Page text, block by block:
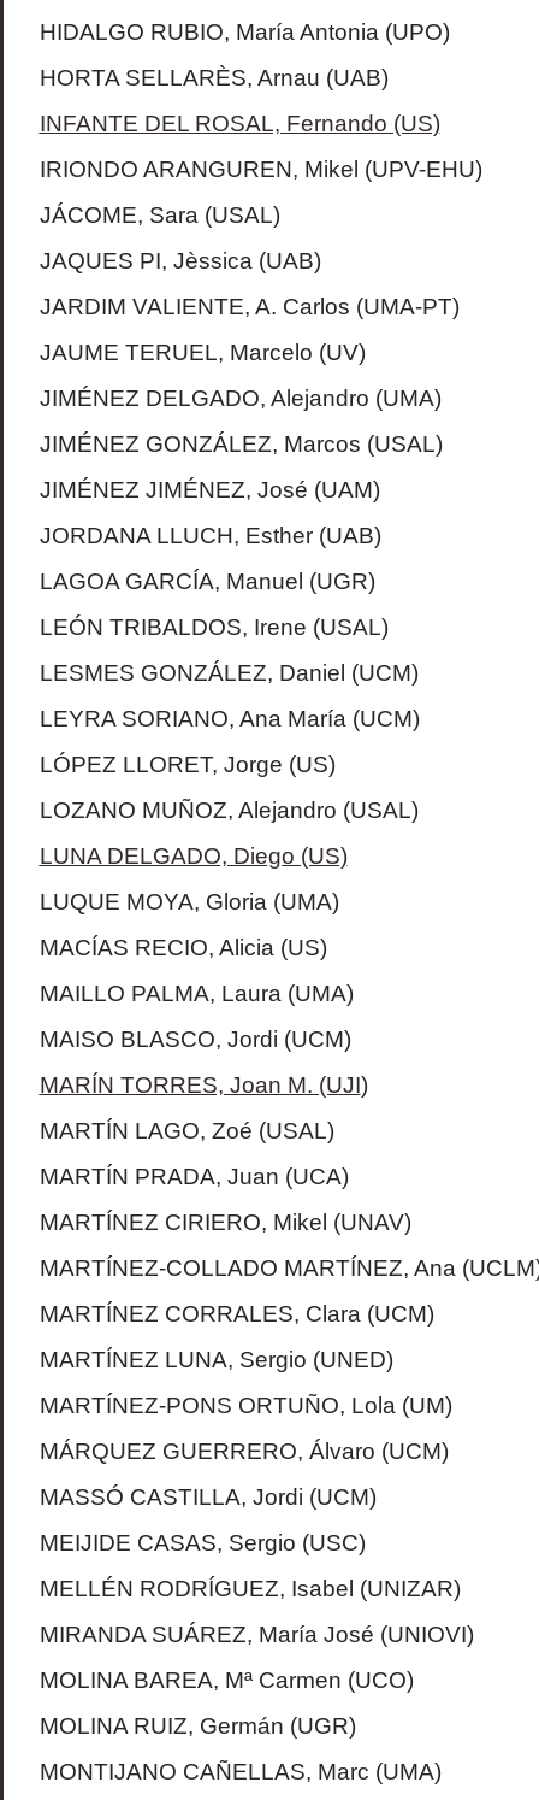
HIDALGO RUBIO, María Antonia (UPO)
HORTA SELLARÈS, Arnau (UAB)
INFANTE DEL ROSAL, Fernando (US)
IRIONDO ARANGUREN, Mikel (UPV-EHU)
JÁCOME, Sara (USAL)
JAQUES PI, Jèssica (UAB)
JARDIM VALIENTE, A. Carlos (UMA-PT)
JAUME TERUEL, Marcelo (UV)
JIMÉNEZ DELGADO, Alejandro (UMA)
JIMÉNEZ GONZÁLEZ, Marcos (USAL)
JIMÉNEZ JIMÉNEZ, José (UAM)
JORDANA LLUCH, Esther (UAB)
LAGOA GARCÍA, Manuel (UGR)
LEÓN TRIBALDOS, Irene (USAL)
LESMES GONZÁLEZ, Daniel (UCM)
LEYRA SORIANO, Ana María (UCM)
LÓPEZ LLORET, Jorge (US)
LOZANO MUÑOZ, Alejandro (USAL)
LUNA DELGADO, Diego (US)
LUQUE MOYA, Gloria (UMA)
MACÍAS RECIO, Alicia (US)
MAILLO PALMA, Laura (UMA)
MAISO BLASCO, Jordi (UCM)
MARÍN TORRES, Joan M. (UJI)
MARTÍN LAGO, Zoé (USAL)
MARTÍN PRADA, Juan (UCA)
MARTÍNEZ CIRIERO, Mikel (UNAV)
MARTÍNEZ-COLLADO MARTÍNEZ, Ana
MARTÍNEZ CORRALES, Clara (UCM)
MARTÍNEZ LUNA, Sergio (UNED)
MARTÍNEZ-PONS ORTUÑO, Lola (UM)
MÁRQUEZ GUERRERO, Álvaro (UCM)
MASSÓ CASTILLA, Jordi (UCM)
MEIJIDE CASAS, Sergio (USC)
MELLÉN RODRÍGUEZ, Isabel (UNIZAR)
MIRANDA SUÁREZ, María José (UNIOVI)
MOLINA BAREA, Mª Carmen (UCO)
MOLINA RUIZ, Germán (UGR)
MONTIJANO CAÑELLAS, Marc (UMA)